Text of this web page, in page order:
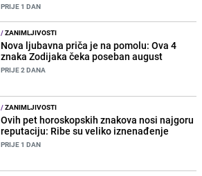
PRIJE 1 DAN
/ZANIMLJIVOSTI
Nova ljubavna priča je na pomolu: Ova 4
znaka Zodijaka čeka poseban august
PRIJE 2 DANA
/ZANIMLJIVOSTI
Ovih pet horoskopskih znakova nosi najgoru
reputaciju: Ribe su veliko iznenađenje
PRIJE 1 DAN